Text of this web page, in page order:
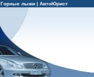
Горные лыжи | АвтоЮрист